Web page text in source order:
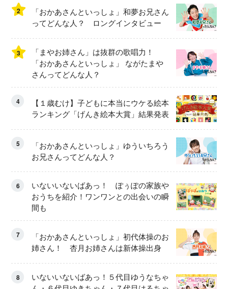
2
「おかあさんといっしょ」和夢お兄さん
ってどんな人？ ロングインタビュー
3
「まやお姉さん」は抜群の歌唱力！
「おかあさんといっしょ」 ながたまや
さんってどんな人？
4
【１歳むけ】子どもに本当にウケる絵本
ランキング「げんき絵本大賞」結果発表
5
「おかあさんといっしょ」ゆういちろう
お兄さんってどんな人？
6
いないいないばあっ！ ぽぅぽの家族や
おうちを紹介！ワンワンとの出会いの瞬
間も
7
「おかあさんといっしょ」初代体操のお
姉さん！ 杏月お姉さんは新体操出身
8
いないいないばあっ！５代目ゆうなちゃ